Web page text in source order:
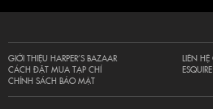
GIỚI THIỆU HARPER’S BAZAAR
CÁCH ĐẶT MUA TẠP CHÍ
CHÍNH SÁCH BẢO MẬT
LIÊN